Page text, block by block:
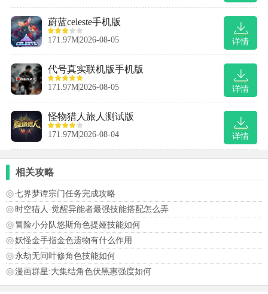
详情
蔚蓝celeste手机版
171.97M2026-08-05
详情
代号真实联机版手机版
171.97M2026-08-05
详情
怪物猎人旅人测试版
171.97M2026-08-04
相关攻略
七界梦谭宗门任务完成攻略
时空猎人·觉醒异能者最强技能搭配怎么弄
冒险小分队悠斯角色提娅技能如何
妖怪金手指金色遗物有什么作用
永劫无间叶修角色技能如何
漫画群星:大集结角色伏黑惠强度如何